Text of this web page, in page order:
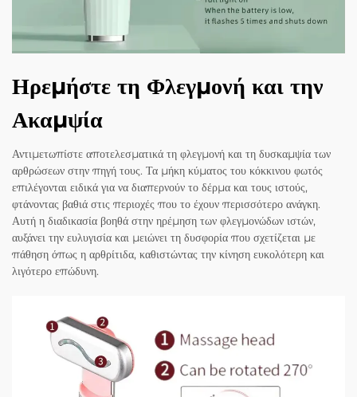
Ηρεμήστε τη Φλεγμονή και την
Ακαμψία
Αντιμετωπίστε αποτελεσματικά τη φλεγμονή και τη δυσκαμψία των
αρθρώσεων στην πηγή τους. Τα μήκη κύματος του κόκκινου φωτός
επιλέγονται ειδικά για να διαπερνούν το δέρμα και τους ιστούς,
φτάνοντας βαθιά στις περιοχές που το έχουν περισσότερο ανάγκη.
Αυτή η διαδικασία βοηθά στην ηρέμηση των φλεγμονώδων ιστών,
αυξάνει την ευλυγισία και μειώνει τη δυσφορία που σχετίζεται με
πάθηση όπως η αρθρίτιδα, καθιστώντας την κίνηση ευκολότερη και
λιγότερο επώδυνη.